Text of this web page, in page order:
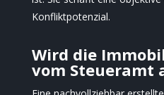
Konfliktpotenzial.
Wird die
vom Steueramt